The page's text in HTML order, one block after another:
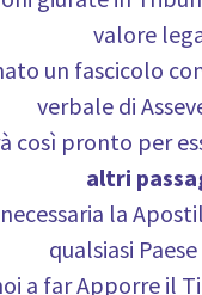
valore
un fascicolo
verbale di
così pronto per
altri
la
qualsiasi
a far Apporre il